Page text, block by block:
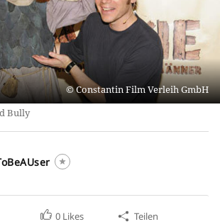
Constantin Film Verleih GmbH
Bully
0 Likes Teilen